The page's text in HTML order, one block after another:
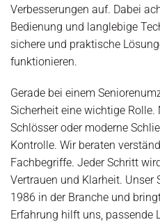
Verbesserungen auf. Dabei
Bedienung und langlebige
sichere und praktische
funktionieren.
Gerade bei einem
Sicherheit eine wichtige Rolle.
Schlösser oder moderne
Kontrolle. Wir beraten
Fachbegriffe. Jeder Schritt
Vertrauen und Klarheit.
1986 in der Branche und
Erfahrung hilft uns, passende